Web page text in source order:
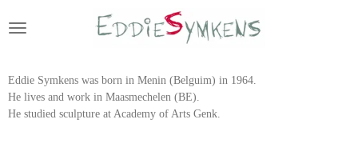
direct
hoofdinhoud
Eddie Symkens was born in Menin (Belguim) in 1964.
He lives and work in Maasmechelen (BE).
He studied sculpture at Academy of Arts Genk.